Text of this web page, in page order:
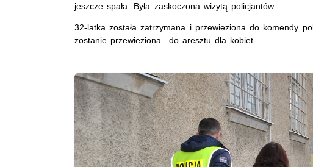
jeszcze spała. Była zaskoczona wizytą policjantów.
32-latka została zatrzymana i przewieziona do komendy
zostanie przewieziona do aresztu dla kobiet.